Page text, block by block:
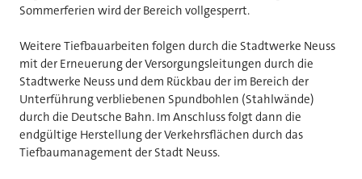
Sommerferien wird der Bereich vollgesperrt.
Weitere Tiefbauarbeiten folgen durch die Stadtwerke Neuss
mit der Erneuerung der Versorgungsleitungen durch die
Stadtwerke Neuss und dem Rückbau der im Bereich der
Unterführung verbliebenen Spundbohlen (Stahlwände)
durch die Deutsche Bahn. Im Anschluss folgt dann die
endgültige Herstellung der Verkehrsflächen durch das
Tiefbaumanagement der Stadt Neuss.